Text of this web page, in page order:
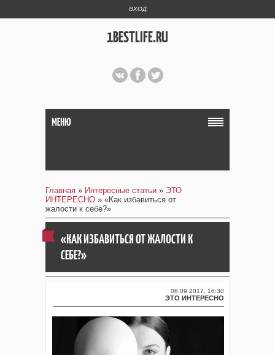
ВХОД
1BESTLIFE.RU
МЕНЮ
Главная » Интересные статьи » ЭТО
ИНТЕРЕСНО » «Как избавиться от
жалости к себе?»
«КАК ИЗБАВИТЬСЯ ОТ ЖАЛОСТИ К
СЕБЕ?»
06.09.2017, 16:30
ЭТО ИНТЕРЕСНО